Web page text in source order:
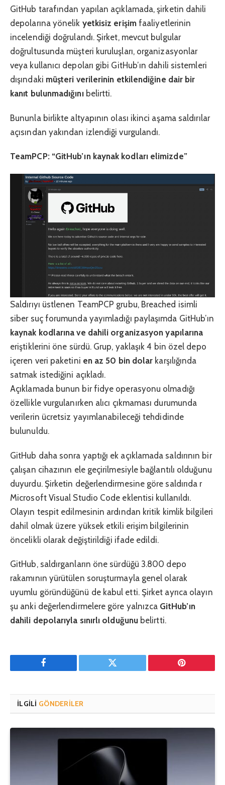
GitHub tarafından yapılan açıklamada, şirketin dahili
depolarına yönelik yetkisiz erişimfaaliyetlerinin
incelendiği doğrulandı. Şirket, mevcut bulgular
doğrultusunda müşteri kuruluşları, organizasyonlar
veya kullanıcı depoları gibi GitHub’ın dahili sistemleri
dışındaki müşteri verilerinin etkilendiğine dair bir
kanıt bulunmadığınıbelirtti.
Bununla birlikte altyapının olası ikinci aşama saldırılar
açısından yakından izlendiği vurgulandı.
TeamPCP: “GitHub’ın kaynak kodları elimizde”
Saldırıyı üstlenen TeamPCP grubu, Breached isimli
siber suç forumunda yayımladığı paylaşımda GitHub’ın
kaynak kodlarına ve dahili organizasyon yapılarına
eriştiklerini öne sürdü. Grup, yaklaşık 4 bin özel depo
içeren veri paketini en az 50 bin dolar karşılığında
satmak istediğini açıkladı.
Açıklamada bunun bir fidye operasyonu olmadığı
özellikle vurgulanırken alıcı çıkmaması durumunda
verilerin ücretsiz yayımlanabileceği tehdidinde
bulunuldu.
GitHub daha sonra yaptığı ek açıklamada saldırının bir
çalışan cihazının ele geçirilmesiyle bağlantılı olduğunu
duyurdu. Şirketin değerlendirmesine göre saldırıda r
Microsoft Visual Studio Code eklentisi kullanıldı.
Olayın tespit edilmesinin ardından kritik kimlik bilgileri
dahil olmak üzere yüksek etkili erişim bilgilerinin
öncelikli olarak değiştirildiği ifade edildi.
GitHub, saldırganların öne sürdüğü 3.800 depo
rakamının yürütülen soruşturmayla genel olarak
uyumlu göründüğünü de kabul etti. Şirket ayrıca olayın
şu anki değerlendirmelere göre yalnızca GitHub’ın
dahili depolarıyla sınırlı olduğunubelirtti.
Facebook Twitter Pinterest'in
İLGILI GÖNDERILER